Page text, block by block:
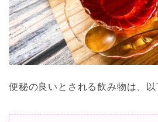
便秘の良いとされる飲み物は、以